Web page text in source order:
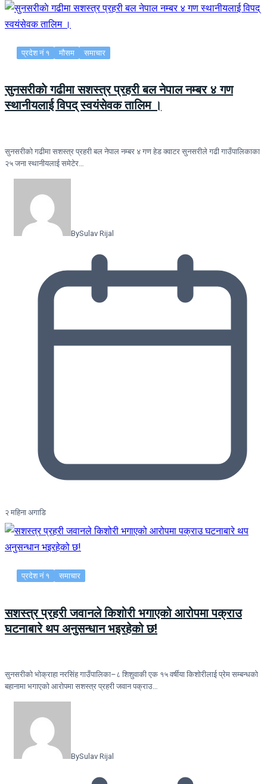
प्रदेश नं १ मौसम समाचार
सुनसरीकाे गढीमा सशस्त्र प्रहरी बल नेपाल नम्बर ४ गण
स्थानीयलाई विपद् स्वयंसेवक तालिम ।
सुनसरीकाे गढीमा सशस्त्र प्रहरी बल नेपाल नम्बर ४ गण हेड क्वाटर सुनसरीले गढी गाउँपालिकाका
२५ जना स्थानीयलाई समेटेर…
BySulav Rijal
२ महिना अगाडि
प्रदेश नं १ समाचार
सशस्त्र प्रहरी जवानले किशोरी भगाएको आरोपमा पक्राउ
घटनाबारे थप अनुसन्धान भइरहेको छ!
सुनसरीको भोक्राहा नरसिंह गाउँपालिका–८ शिशुवाकी एक १५ वर्षीया किशोरीलाई प्रेम सम्बन्धको
बहानामा भगाएको आरोपमा सशस्त्र प्रहरी जवान पक्राउ…
BySulav Rijal